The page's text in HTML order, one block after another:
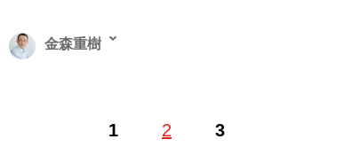
1 2 3
金森重樹
ときに1億2000万円の借金を負うも、マーケティング技